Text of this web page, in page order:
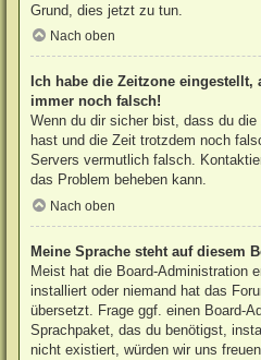
Grund, dies jetzt zu tun.
Nach oben
Ich habe die Zeitzone
immer noch falsch!
Wenn du dir sicher bist, dass du
hast und die Zeit trotzdem noch
Servers vermutlich falsch.
das Problem beheben kann.
Nach oben
Meine Sprache steht auf diesem
Meist hat die Board-Administration
installiert oder niemand hat das
übersetzt. Frage ggf. einen Board-
Sprachpaket, das du benötigst,
nicht existiert, würden wir uns